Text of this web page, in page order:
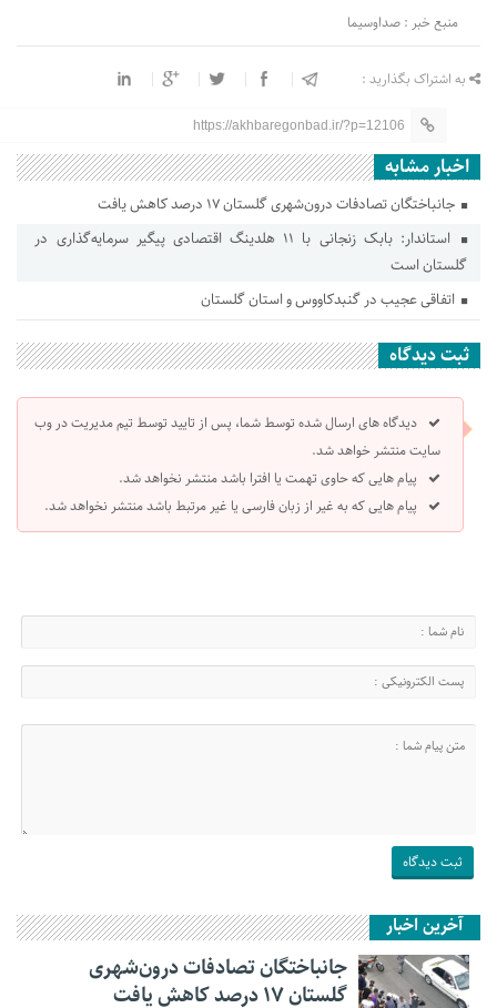
منبع خبر : صداوسیما
به اشتراک بگذارید :
https://akhbaregonbad.ir/?p=12106
اخبار مشابه
جانباختگان تصادفات درون‌شهری گلستان ۱۷ درصد کاهش یافت
استاندار: بابک زنجانی با ۱۱ هلدینگ اقتصادی پیگیر سرمایه‌گذاری در
گلستان است
اتفاقی عجیب در‌ گنبدکاووس و استان گلستان
ثبت دیدگاه
دیدگاه های ارسال شده توسط شما، پس از تایید توسط تیم مدیریت در وب
سایت منتشر خواهد شد.
پیام هایی که حاوی تهمت یا افترا باشد منتشر نخواهد شد.
پیام هایی که به غیر از زبان فارسی یا غیر مرتبط باشد منتشر نخواهد شد.
آخرین اخبار
جانباختگان تصادفات درون‌شهری
گلستان ۱۷ درصد کاهش یافت